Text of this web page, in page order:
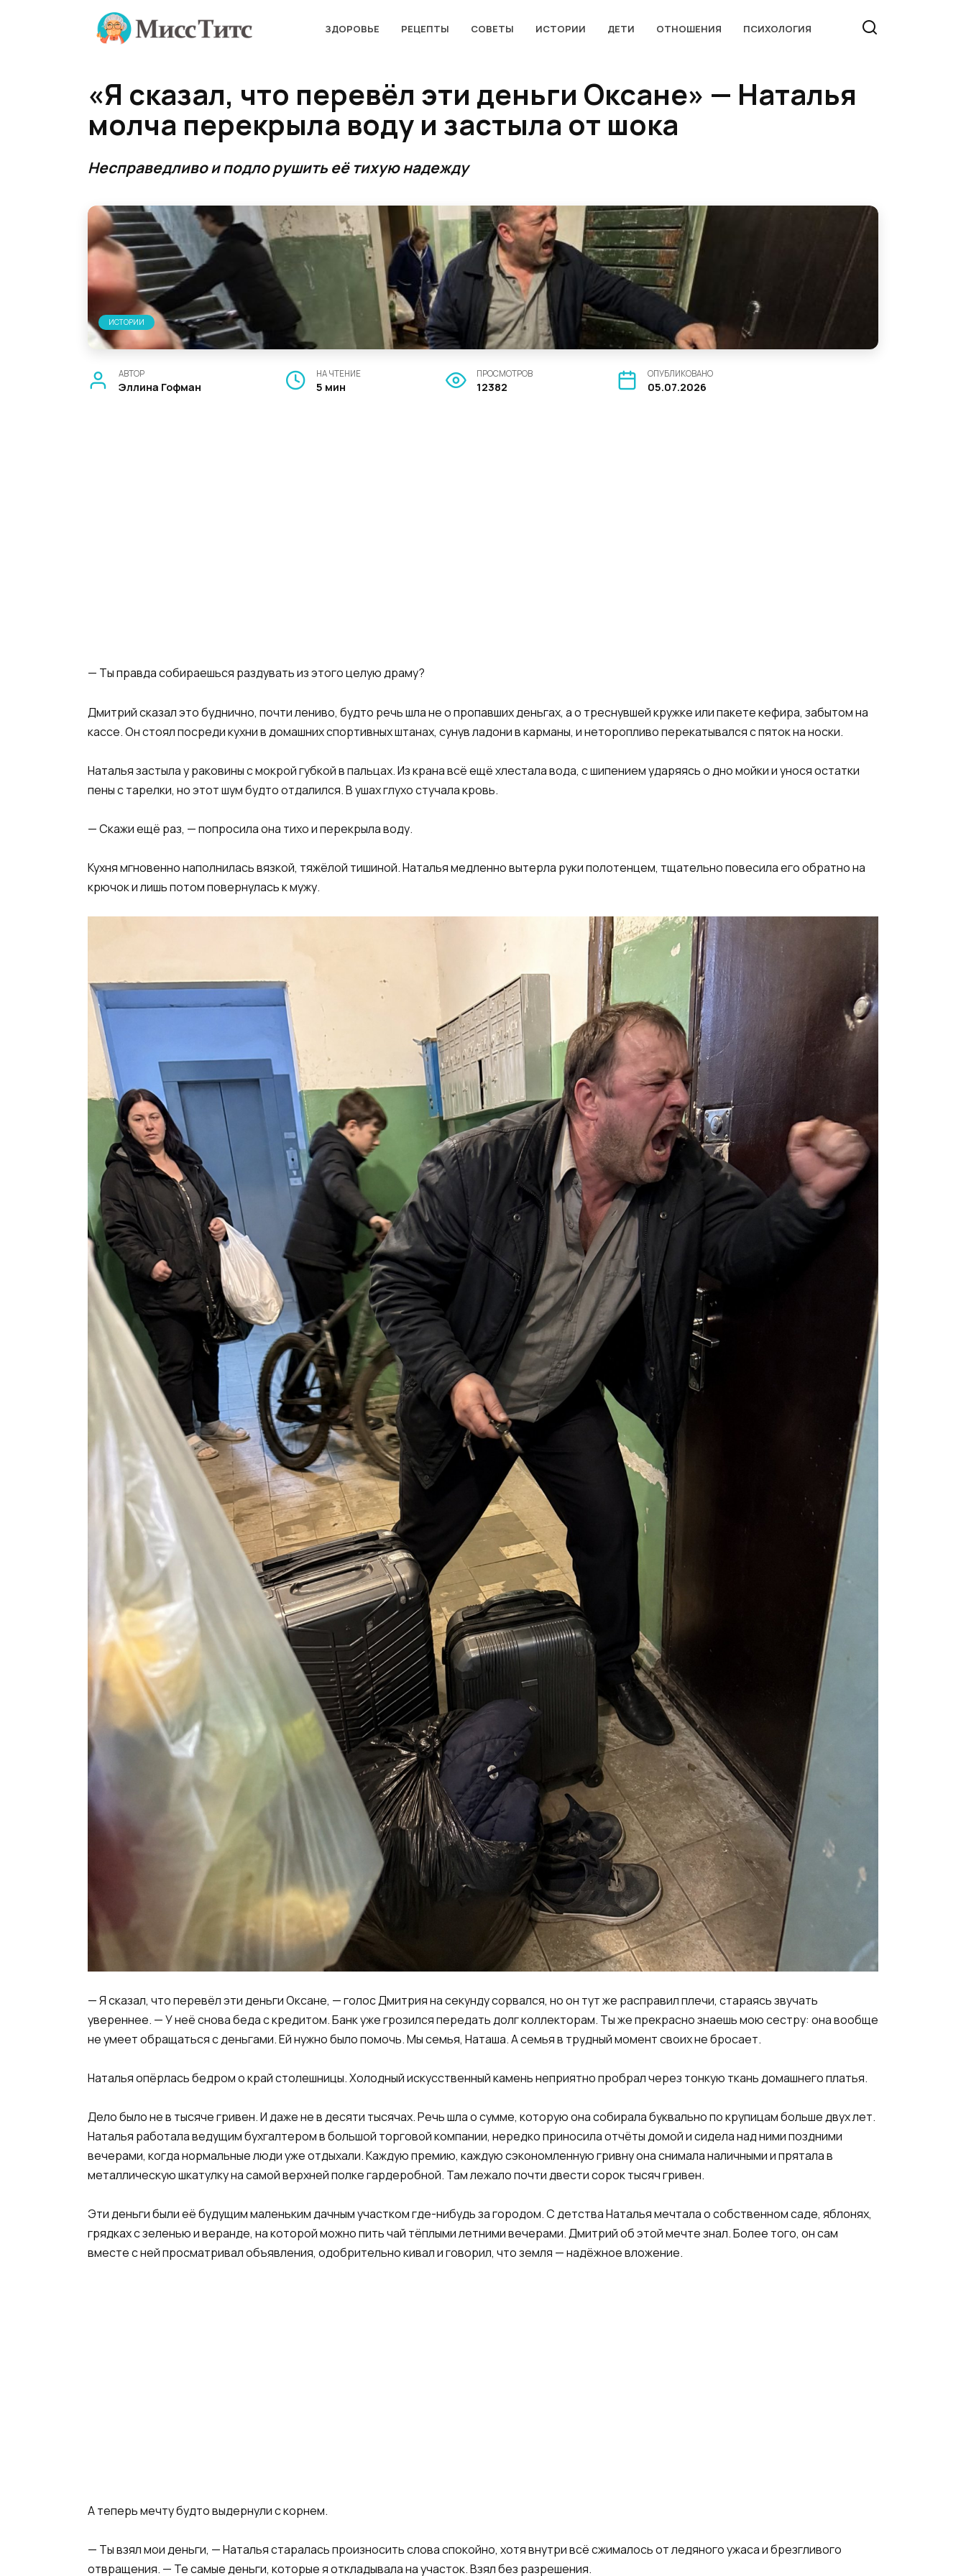
ЗДОРОВЬЕ РЕЦЕПТЫ СОВЕТЫ ИСТОРИИ ДЕТИ ОТНОШЕНИЯ ПСИХОЛОГИЯ
«Я сказал, что перевёл эти деньги Оксане» — Наталья
молча перекрыла воду и застыла от шока
Несправедливо и подло рушить её тихую надежду
ИСТОРИИ
АВТОР
Эллина Гофман
НА ЧТЕНИЕ
5 мин
ПРОСМОТРОВ
12382
ОПУБЛИКОВАНО
05.07.2026
— Ты правда собираешься раздувать из этого целую драму?
Дмитрий сказал это буднично, почти лениво, будто речь шла не о пропавших деньгах, а о треснувшей кружке или пакете кефира, забытом на
кассе. Он стоял посреди кухни в домашних спортивных штанах, сунув ладони в карманы, и неторопливо перекатывался с пяток на носки.
Наталья застыла у раковины с мокрой губкой в пальцах. Из крана всё ещё хлестала вода, с шипением ударяясь о дно мойки и унося остатки
пены с тарелки, но этот шум будто отдалился. В ушах глухо стучала кровь.
— Скажи ещё раз, — попросила она тихо и перекрыла воду.
Кухня мгновенно наполнилась вязкой, тяжёлой тишиной. Наталья медленно вытерла руки полотенцем, тщательно повесила его обратно на
крючок и лишь потом повернулась к мужу.
— Я сказал, что перевёл эти деньги Оксане, — голос Дмитрия на секунду сорвался, но он тут же расправил плечи, стараясь звучать
увереннее. — У неё снова беда с кредитом. Банк уже грозился передать долг коллекторам. Ты же прекрасно знаешь мою сестру: она вообще
не умеет обращаться с деньгами. Ей нужно было помочь. Мы семья, Наташа. А семья в трудный момент своих не бросает.
Наталья опёрлась бедром о край столешницы. Холодный искусственный камень неприятно пробрал через тонкую ткань домашнего платья.
Дело было не в тысяче гривен. И даже не в десяти тысячах. Речь шла о сумме, которую она собирала буквально по крупицам больше двух лет.
Наталья работала ведущим бухгалтером в большой торговой компании, нередко приносила отчёты домой и сидела над ними поздними
вечерами, когда нормальные люди уже отдыхали. Каждую премию, каждую сэкономленную гривну она снимала наличными и прятала в
металлическую шкатулку на самой верхней полке гардеробной. Там лежало почти двести сорок тысяч гривен.
Эти деньги были её будущим маленьким дачным участком где-нибудь за городом. С детства Наталья мечтала о собственном саде, яблонях,
грядках с зеленью и веранде, на которой можно пить чай тёплыми летними вечерами. Дмитрий об этой мечте знал. Более того, он сам
вместе с ней просматривал объявления, одобрительно кивал и говорил, что земля — надёжное вложение.
А теперь мечту будто выдернули с корнем.
— Ты взял мои деньги, — Наталья старалась произносить слова спокойно, хотя внутри всё сжималось от ледяного ужаса и брезгливого
отвращения. — Те самые деньги, которые я откладывала на участок. Взял без разрешения.